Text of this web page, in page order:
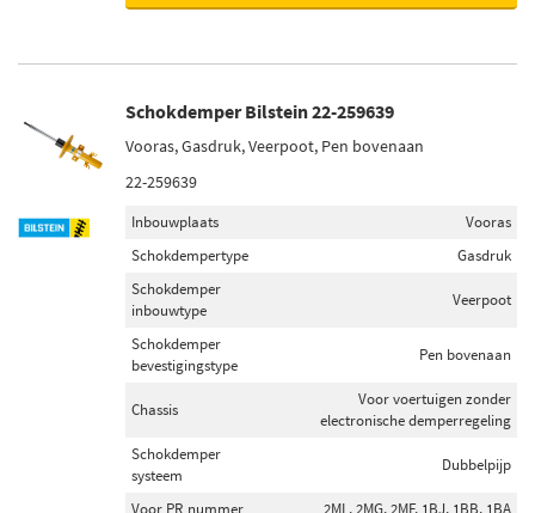
Schokdemper Bilstein 22-259639
Vooras, Gasdruk, Veerpoot, Pen bovenaan
22-259639
Inbouwplaats
Vooras
Schokdempertype
Gasdruk
Schokdemper
inbouwtype
Veerpoot
Schokdemper
bevestigingstype
Pen bovenaan
Chassis
Voor voertuigen zonder
electronische demperregeling
Schokdemper
systeem
Dubbelpijp
Voor PR nummer 2ML, 2MG, 2MF, 1BJ, 1BB, 1BA